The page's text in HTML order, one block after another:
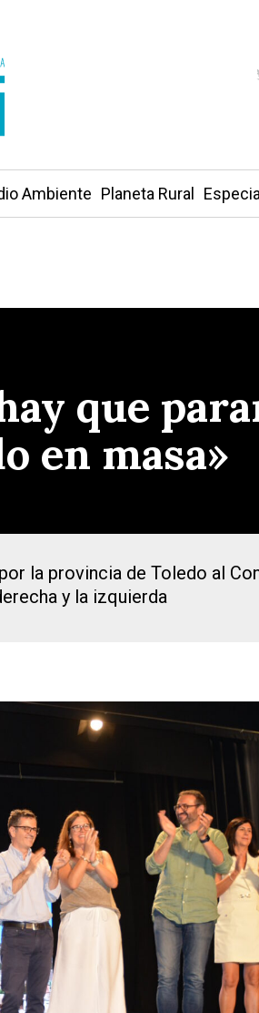
Ambiente Planeta Rural
que
en masa»
la provincia de Toledo al
y la izquierda